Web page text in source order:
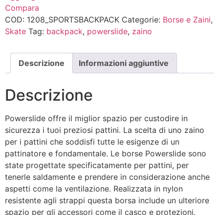
Compara
COD: 1208_SPORTSBACKPACK Categorie: Borse e Zaini,
Skate Tag: backpack, powerslide, zaino
Descrizione Informazioni aggiuntive
Descrizione
Powerslide offre il miglior spazio per custodire in
sicurezza i tuoi preziosi pattini. La scelta di uno zaino
per i pattini che soddisfi tutte le esigenze di un
pattinatore e fondamentale. Le borse Powerslide sono
state progettate specificatamente per pattini, per
tenerle saldamente e prendere in considerazione anche
aspetti come la ventilazione. Realizzata in nylon
resistente agli strappi questa borsa include un ulteriore
spazio per gli accessori come il casco e protezioni.